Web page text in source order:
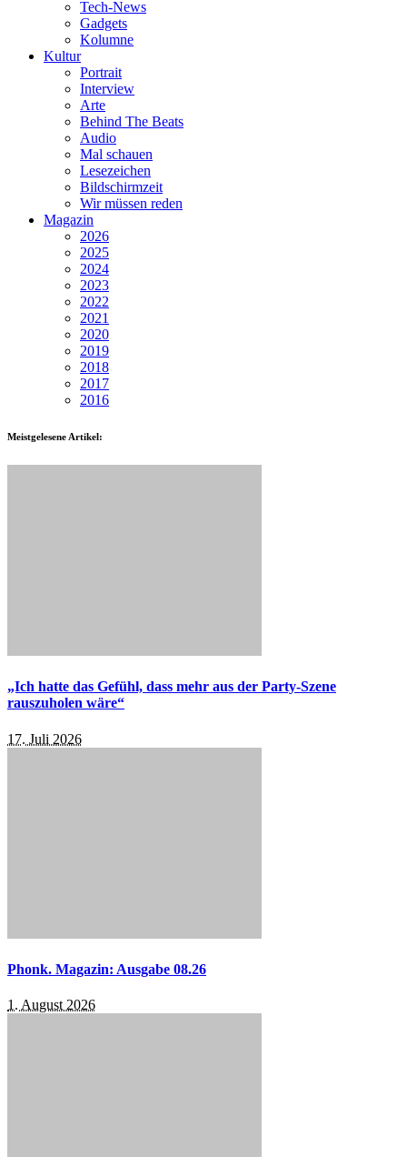
Tech-News
Gadgets
Kolumne
Kultur
Portrait
Interview
Arte
Behind The Beats
Audio
Mal schauen
Lesezeichen
Bildschirmzeit
Wir müssen reden
Magazin
2026
2025
2024
2023
2022
2021
2020
2019
2018
2017
2016
Meistgelesene Artikel:
„Ich hatte das Gefühl, dass mehr aus der Party-Szene
rauszuholen wäre“
17. Juli 2026
Phonk. Magazin: Ausgabe 08.26
1. August 2026